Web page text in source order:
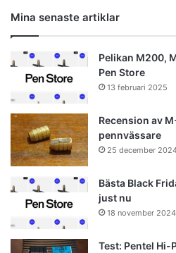
Mina senaste artiklar
Pelikan M200,
Pen Store
13 februari 2025
Recension av
pennvässare
25 december
Bästa Black
just nu
18 november 2024
Test: Pentel